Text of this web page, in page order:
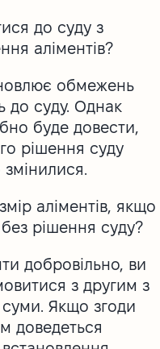
до суду з
аліментів?
обмежень
до суду. Однак
буде довести,
рішення суду
аліментів, якщо
рішення суду?
добровільно, ви
з другим з
Якщо згоди
доведеться